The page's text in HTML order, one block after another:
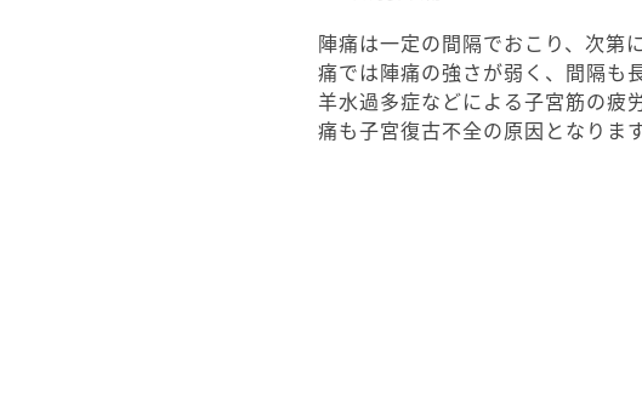
陣痛は一定の間隔でおこり、次第
痛では陣痛の強さが弱く、間隔も
羊水過多症などによる子宮筋の疲
痛も子宮復古不全の原因となります